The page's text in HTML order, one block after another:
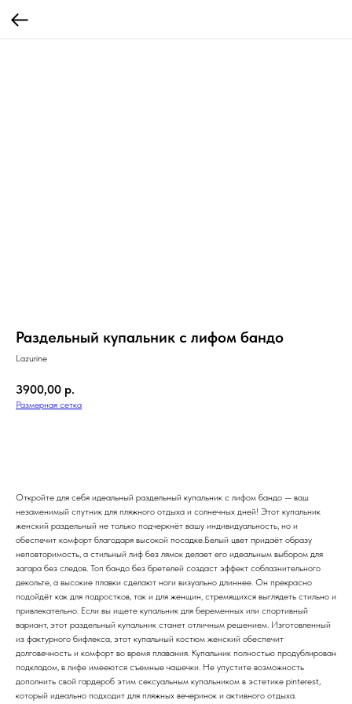
Раздельный купальник с лифом бандо
Lazurine
3900,00 р.
Размерная сетка
Откройте для себя идеальный раздельный купальник с лифом бандо — ваш
незаменимый спутник для пляжного отдыха и солнечных дней! Этот купальник
женский раздельный не только подчеркнёт вашу индивидуальность, но и
обеспечит комфорт благодаря высокой посадке.Белый цвет придаёт образу
неповторимость, а стильный лиф без лямок делает его идеальным выбором для
загара без следов. Топ бандо без бретелей создаст эффект соблазнительного
декольте, а высокие плавки сделают ноги визуально длиннее. Он прекрасно
подойдёт как для подростков, так и для женщин, стремящихся выглядеть стильно и
привлекательно. Если вы ищете купальник для беременных или спортивный
вариант, этот раздельный купальник станет отличным решением. Изготовленный
из фактурного бифлекса, этот купальный костюм женский обеспечит
долговечность и комфорт во время плавания. Купальник полностью продублирован
подкладом, в лифе имееются съемные чашечки. Не упустите возможность
дополнить свой гардероб этим сексуальным купальником в эстетике pinterest,
который идеально подходит для пляжных вечеринок и активного отдыха.